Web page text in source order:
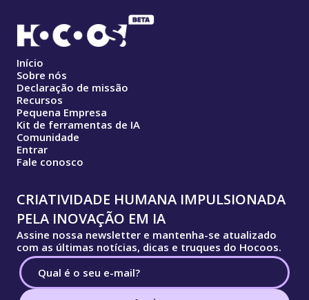
Início
Sobre nós
Declaração de missão
Recursos
Pequena Empresa
Kit de ferramentas de IA
Comunidade
Entrar
Fale conosco
CRIATIVIDADE HUMANA IMPULSIONADA
PELA INOVAÇÃO EM IA
Assine nossa newsletter e mantenha-se atualizado
com as últimas notícias, dicas e truques do Hocoos.